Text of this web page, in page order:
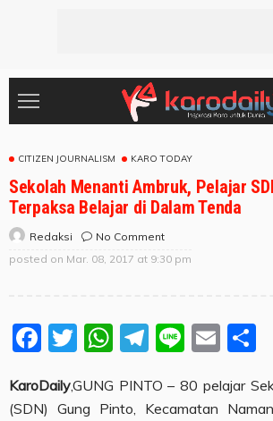
CITIZEN JOURNALISM KARO TODAY
Sekolah Menanti Ambruk, Pelajar
Terpaksa Belajar di Dalam Tenda
Redaksi
No Comment
posted on Mar. 08, 2017 at 9:30 pm
Facebook
Twitter
WhatsApp
Telegram
Line
KaroDaily,GUNG PINTO – 80 pelajar
(SDN) Gung Pinto, Kecamatan